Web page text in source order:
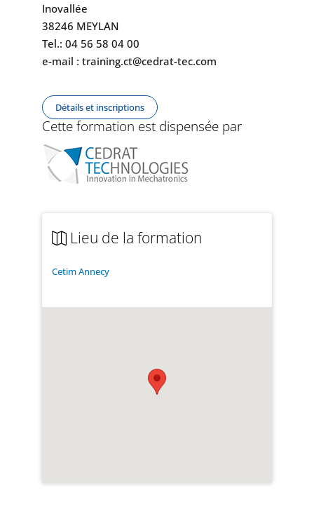
Inovallée
38246 MEYLAN
Tel.: 04 56 58 04 00
e-mail : training.ct@cedrat-tec.com
Détails et inscriptions
Cette formation est dispensée par
Lieu de la formation
Cetim Annecy